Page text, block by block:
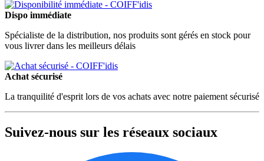
Dispo immédiate
Spécialiste de la distribution, nos produits sont gérés en stock pour
vous livrer dans les meilleurs délais
Achat sécurisé
La tranquilité d'esprit lors de vos achats avec notre paiement sécurisé
Suivez-nous sur les réseaux sociaux